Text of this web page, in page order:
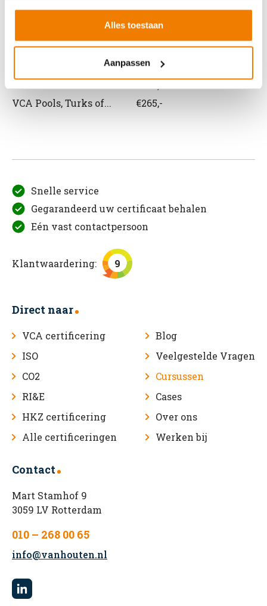
Alles toestaan
Aanpassen
VCA andere taal
Prijs
VCA Pools, Turks of...
€265,-
Snelle service
Gegarandeerd uw certificaat behalen
Eén vast contactpersoon
Klantwaardering: 9
Direct naar
VCA certificering
ISO
CO2
RI&E
HKZ certificering
Alle certificeringen
Blog
Veelgestelde Vragen
Cursussen
Cases
Over ons
Werken bij
Contact
Mart Stamhof 9
3059 LV Rotterdam
010 – 268 00 65
info@vanhouten.nl